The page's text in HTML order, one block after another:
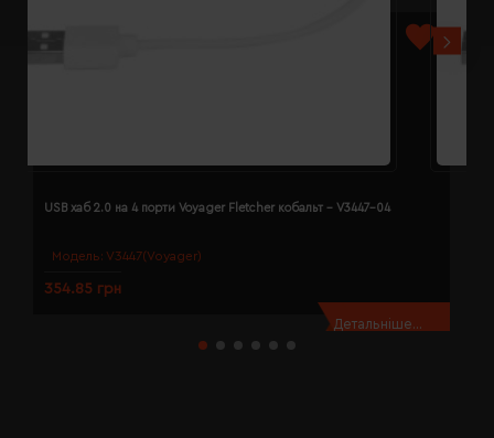
Модель: V3447(Voyager)
USB хаб 2.0 на 4 порти Voyager Fletcher кобальт - V3447-04
354.85 грн
Детальніше...